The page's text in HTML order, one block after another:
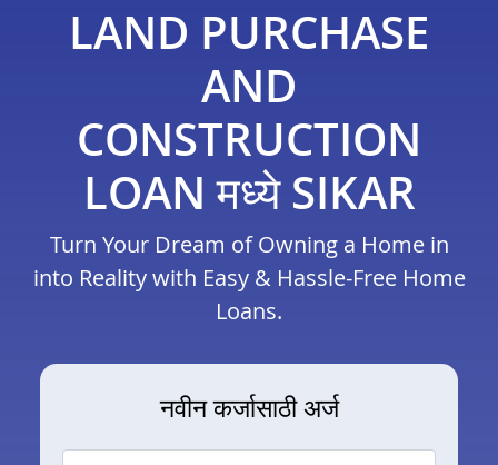
LAND PURCHASE
AND
CONSTRUCTION
LOAN मध्ये SIKAR
Turn Your Dream of Owning a Home in
into Reality with Easy & Hassle-Free Home
Loans.
नवीन कर्जासाठी अर्ज